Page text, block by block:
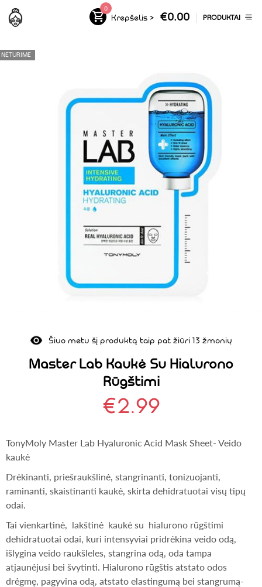
0
Krepšelis > €0.00 PRODUKTAI
Šiuo metu šį produktą taip pat žiūri 13 žmonių
NETURIME
Master Lab Kaukė Su Hialurono
Rūgštimi
€2.99
TonyMoly Master Lab Hyaluronic Acid Mask Sheet- Veido
kaukė
Drėkinanti, priešraukšlinė, stangrinanti, tonizuojanti,
raminanti, skaistinanti kaukė, skirta dehidratuotai visų tipų
odai.
Tai vienkartinė, lakštinė kaukė su hialurono rūgštimi
dehidratuotai odai, kuri intensyviai pridrėkina veido odą,
išlygina veido raukšleles, stangrina odą, oda tampa
atjaunėjusi bei švytinti. Hialurono rūgštis atstato odos
drėgmę, pagyvina odą, atstato elastingumą bei stangrumą-